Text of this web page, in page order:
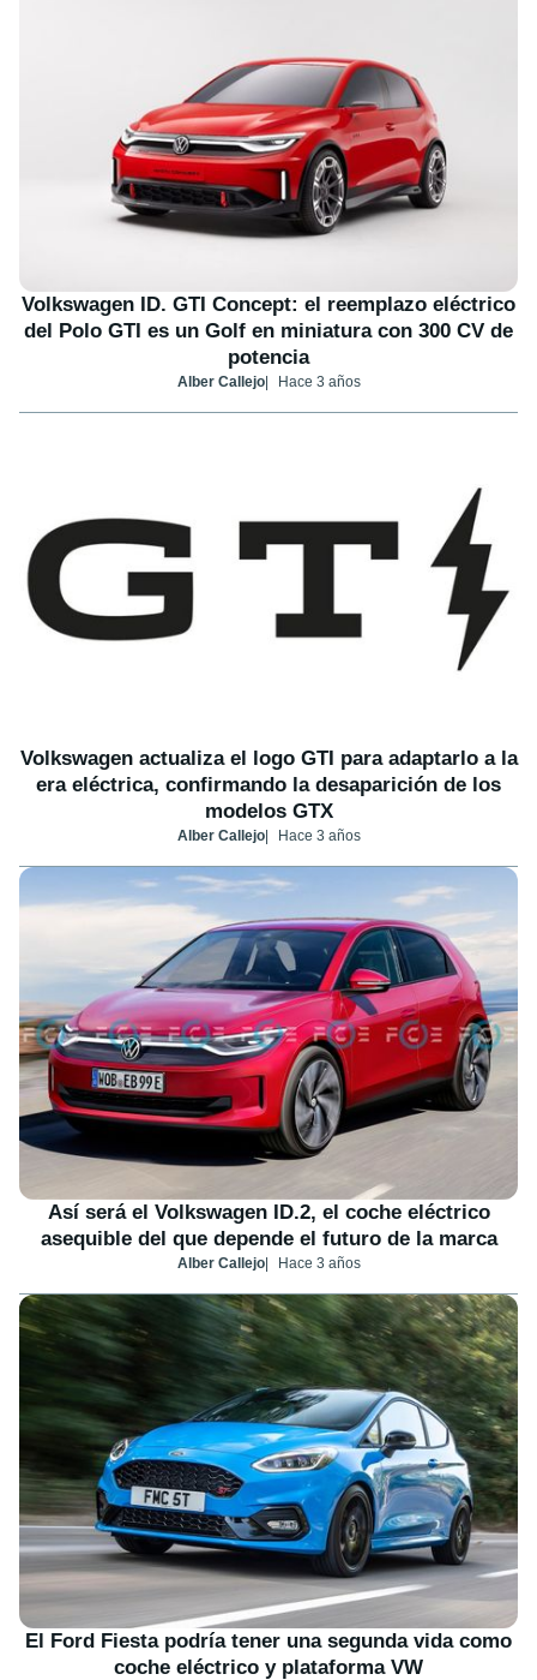
Volkswagen ID. GTI Concept: el reemplazo eléctrico
del Polo GTI es un Golf en miniatura con 300 CV de
potencia
Alber Callejo Hace 3 años
Volkswagen actualiza el logo GTI para adaptarlo a la
era eléctrica, confirmando la desaparición de los
modelos GTX
Alber Callejo Hace 3 años
Así será el Volkswagen ID.2, el coche eléctrico
asequible del que depende el futuro de la marca
Alber Callejo Hace 3 años
El Ford Fiesta podría tener una segunda vida como
coche eléctrico y plataforma VW